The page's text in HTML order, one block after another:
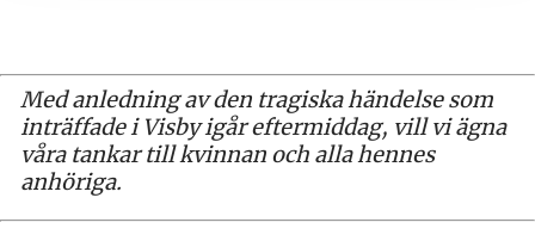
Med anledning av den tragiska händelse som
inträffade i Visby igår eftermiddag, vill vi ägna
våra tankar till kvinnan och alla hennes
anhöriga.